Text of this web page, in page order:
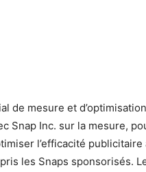
de mesure et
Snap Inc. sur la mesure,
l’efficacité
les Snaps sponsorisés.